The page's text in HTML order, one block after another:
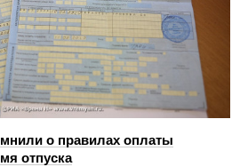
о правилах оплаты
отпуска